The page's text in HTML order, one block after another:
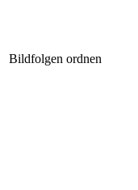
Bildfolgen ordnen